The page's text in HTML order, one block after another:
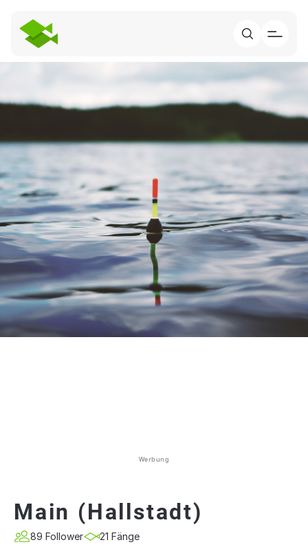
Werbung
Main (Hallstadt)
89 Follower 21 Fänge